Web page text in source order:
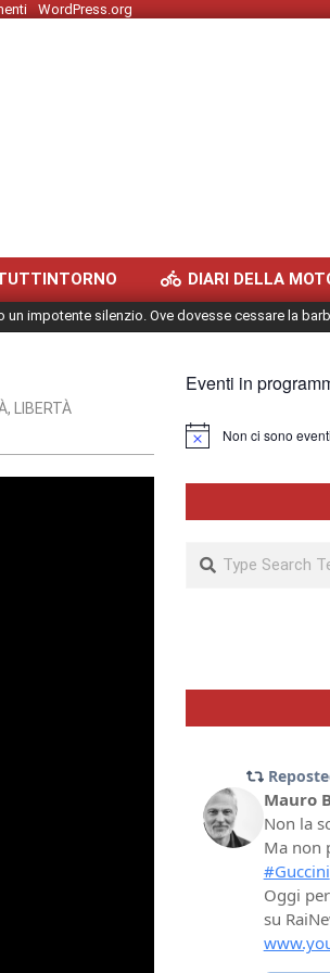
WordPress.org
DIARI DELLA
impotente silenzio. Ove dovesse cessare la
,
LIBERTÀ
Eventi in
Notice Non ci sono
Search